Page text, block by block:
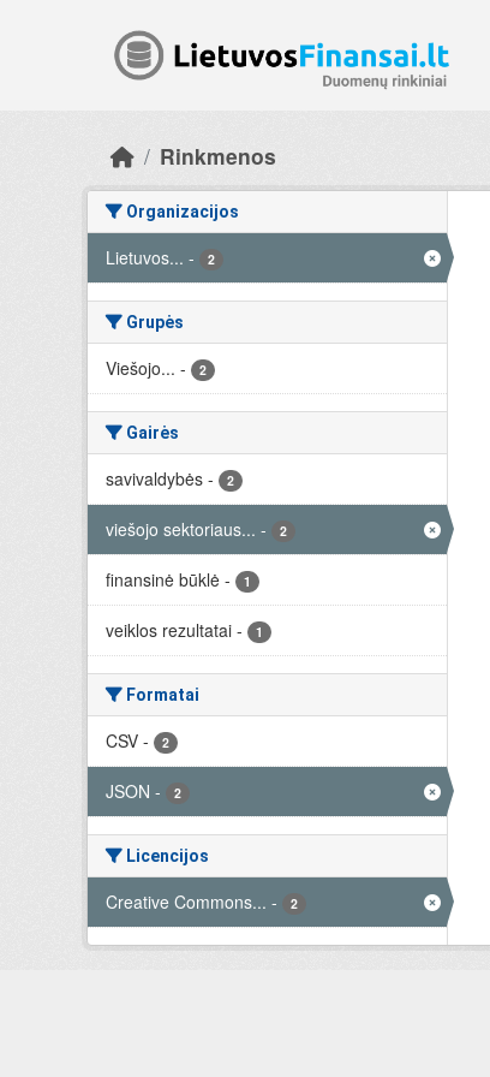
Rinkmenos
Organizacijos
Lietuvos... - 2
Grupės
Viešojo... - 2
Gairės
savivaldybės - 2
viešojo sektoriaus... - 2
finansinė būklė - 1
veiklos rezultatai - 1
Formatai
CSV - 2
JSON - 2
Licencijos
Creative Commons... - 2